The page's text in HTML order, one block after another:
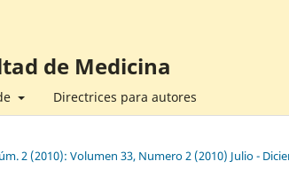
de Medicina
Directrices para autores
2 (2010): Volumen 33, Numero 2 (2010) Julio -